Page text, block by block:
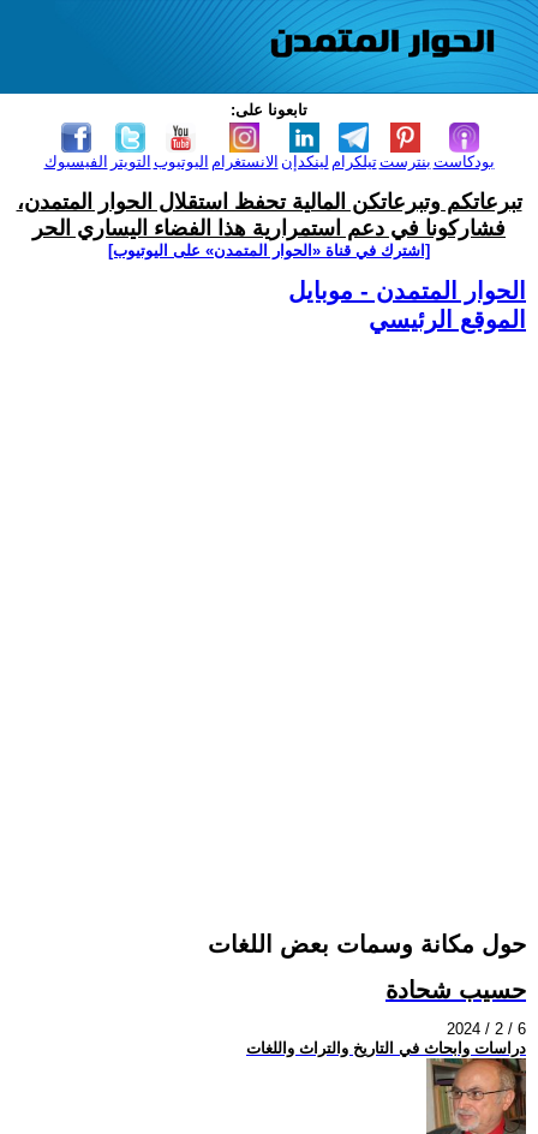
تابعونا على:
الفيسبوك التويتر اليوتيوب الانستغرام لينكدإن تيلكرامبنترست بودكاست
تبرعاتكم وتبرعاتكن المالية تحفظ استقلال الحوار المتمدن،
فشاركونا في دعم استمرارية هذا الفضاء اليساري الحر
[اشترك في قناة ‫«الحوار المتمدن» على اليوتيوب]
الحوار المتمدن - موبايل
الموقع الرئيسي
حول مكانة وسمات بعض اللغات
حسيب شحادة
2024 / 2 / 6
دراسات وابحاث في التاريخ والتراث واللغات